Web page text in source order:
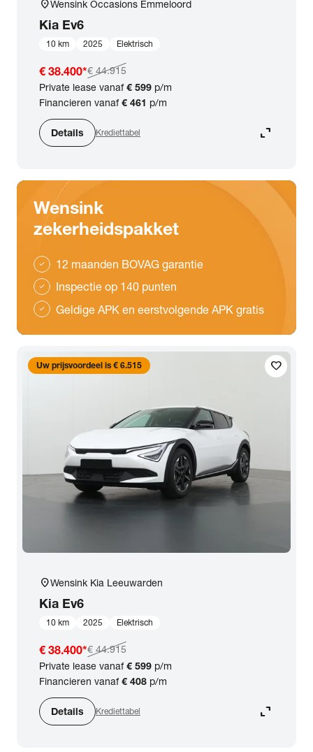
location_onWensink Occasions Emmeloord
Kia Ev6
10 km 2025 Elektrisch
€ 38.400*€ 44.915
Private lease vanaf€ 599 p/m
Financieren vanaf€ 461 p/m
Details Krediettabel expand_content
Wensink
zekerheidspakket
check 12 maanden BOVAG garantie
check Inspectie op 140 punten
check Geldige APK en eerstvolgende APK gratis
favorite
Uw prijsvoordeel is € 6.515
location_onWensink Kia Leeuwarden
Kia Ev6
10 km 2025 Elektrisch
€ 38.400*€ 44.915
Private lease vanaf€ 599 p/m
Financieren vanaf€ 408 p/m
Details Krediettabel expand_content